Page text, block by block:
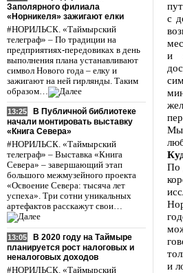
Заполярного филиала
«Норникеля» зажигают елки
#НОРИЛЬСК. «Таймырский
телеграф» – По традиции на
предприятиях-передовиках в день
выполнения плана устанавливают
символ Нового года – елку и
зажигают на ней гирлянды. Таким
образом…
13:25
В Публичной библиотеке
начали монтировать выставку
«Книга Севера»
#НОРИЛЬСК. «Таймырский
телеграф» – Выставка «Книга
Севера» – завершающий этап
большого межмузейного проекта
«Освоение Севера: тысяча лет
успеха». Три сотни уникальных
артефактов расскажут свои…
13:05
В 2020 году на Таймыре
планируется рост налоговых и
неналоговых доходов
#НОРИЛЬСК. «Таймырский
с
и
Мы
По
и